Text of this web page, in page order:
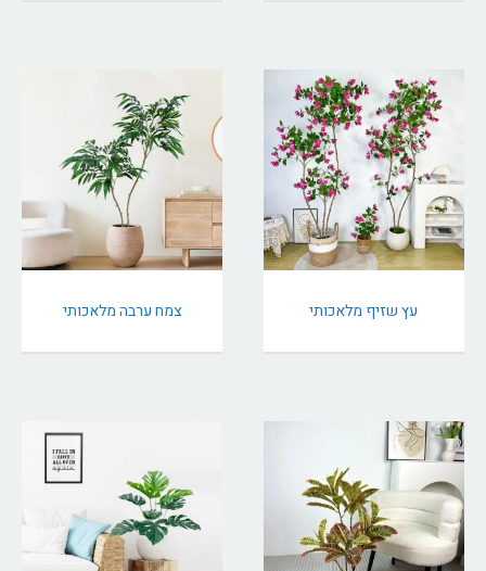
עץ שזיף מלאכותי צמח ערבה מלאכותי